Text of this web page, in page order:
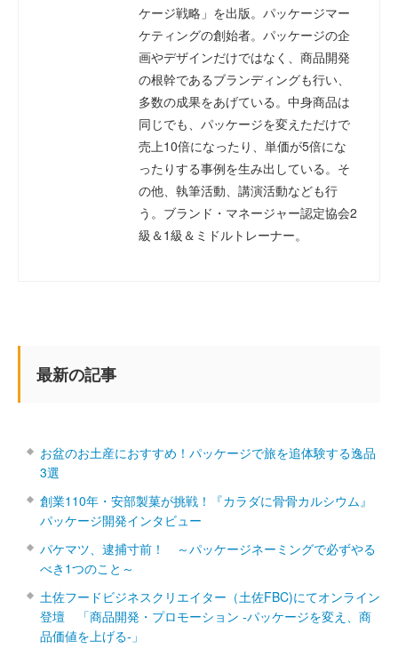
ケージ戦略」を出版。パッケージマー
ケティングの創始者。パッケージの企
画やデザインだけではなく、商品開発
の根幹であるブランディングも行い、
多数の成果をあげている。中身商品は
同じでも、パッケージを変えただけで
売上10倍になったり、単価が5倍にな
ったりする事例を生み出している。そ
の他、執筆活動、講演活動なども行
う。ブランド・マネージャー認定協会2
級＆1級＆ミドルトレーナー。
最新の記事
お盆のお土産におすすめ！パッケージで旅を追体験する逸品
3選
創業110年・安部製菓が挑戦！『カラダに骨骨カルシウム』
パッケージ開発インタビュー
パケマツ、逮捕寸前！ ～パッケージネーミングで必ずやる
べき1つのこと～
土佐フードビジネスクリエイター（土佐FBC)にてオンライン
登壇 「商品開発・プロモーション ‐パッケージを変え、商
品価値を上げる‐」